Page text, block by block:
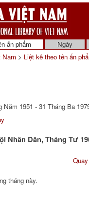
ấn phẩm
Ngày
Nam > Liệt kê theo tên ấn
Năm 1951 - 31 Tháng Ba
Nhân Dân, Tháng Tư
tháng này.